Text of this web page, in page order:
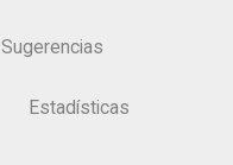
Sugerencias
Estadísticas